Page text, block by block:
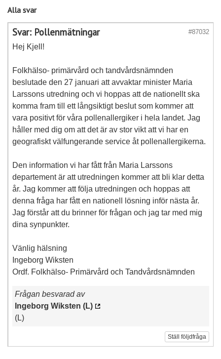
Alla svar
#87032
Svar: Pollenmätningar
Hej Kjell!
Folkhälso- primärvård och tandvårdsnämnden
beslutade den 27 januari att avvaktar minister Maria
Larssons utredning och vi hoppas att de nationellt ska
komma fram till ett långsiktigt beslut som kommer att
vara positivt för våra pollenallergiker i hela landet. Jag
håller med dig om att det är av stor vikt att vi har en
geografiskt välfungerande service åt pollenallergikerna.
Den information vi har fått från Maria Larssons
departement är att utredningen kommer att bli klar detta
år. Jag kommer att följa utredningen och hoppas att
denna fråga har fått en nationell lösning inför nästa år.
Jag förstår att du brinner för frågan och jag tar med mig
dina synpunkter.
Vänlig hälsning
Ingeborg Wiksten
Ordf. Folkhälso- Primärvård och Tandvårdsnämnden
Frågan besvarad av
Ingeborg Wiksten (L)
(L)
Ställ följdfråga